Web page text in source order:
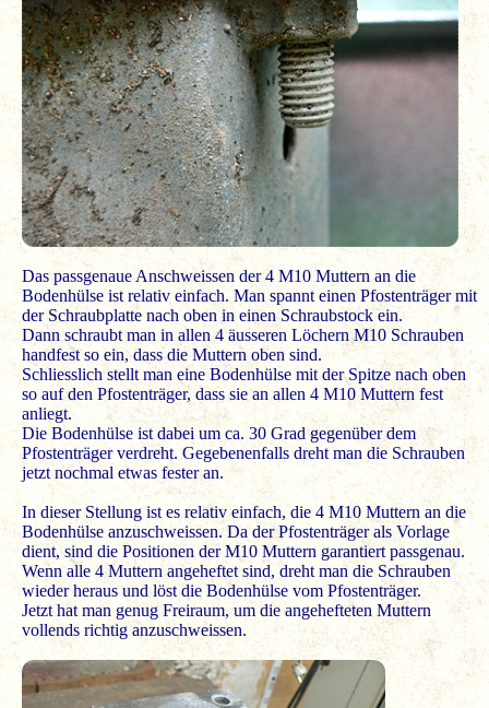
Das passgenaue Anschweissen der 4 M10 Muttern an die
Bodenhülse ist relativ einfach. Man spannt einen Pfostenträger mit
der Schraubplatte nach oben in einen Schraubstock ein.
Dann schraubt man in allen 4 äusseren Löchern M10 Schrauben
handfest so ein, dass die Muttern oben sind.
Schliesslich stellt man eine Bodenhülse mit der Spitze nach oben
so auf den Pfostenträger, dass sie an allen 4 M10 Muttern fest
anliegt.
Die Bodenhülse ist dabei um ca. 30 Grad gegenüber dem
Pfostenträger verdreht. Gegebenenfalls dreht man die Schrauben
jetzt nochmal etwas fester an.
In dieser Stellung ist es relativ einfach, die 4 M10 Muttern an die
Bodenhülse anzuschweissen. Da der Pfostenträger als Vorlage
dient, sind die Positionen der M10 Muttern garantiert passgenau.
Wenn alle 4 Muttern angeheftet sind, dreht man die Schrauben
wieder heraus und löst die Bodenhülse vom Pfostenträger.
Jetzt hat man genug Freiraum, um die angehefteten Muttern
vollends richtig anzuschweissen.